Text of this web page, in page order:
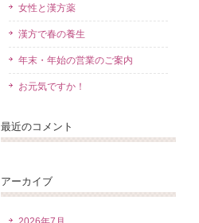
女性と漢方薬
漢方で春の養生
年末・年始の営業のご案内
お元気ですか！
最近のコメント
アーカイブ